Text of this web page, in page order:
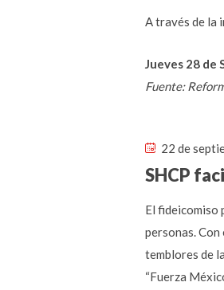
A través de la
Jueves 28 de
Fuente:
22 de
SHCP
El fideicomiso
personas.
temblores de
“Fuerza